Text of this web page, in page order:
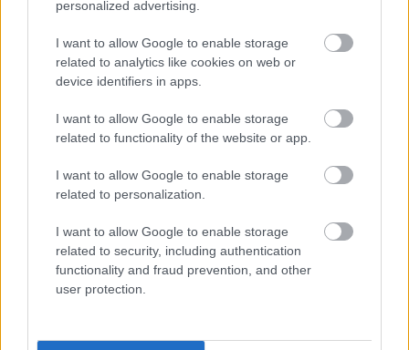
personalized advertising.
I want to allow Google to enable storage
related to analytics like cookies on web or
device identifiers in apps.
I want to allow Google to enable storage
related to functionality of the website or app.
I want to allow Google to enable storage
related to personalization.
I want to allow Google to enable storage
related to security, including authentication
functionality and fraud prevention, and other
user protection.
sem tartja be kötelezettségeit, sem a vasmű
fejlesztésével kapcsolatos ígéreteit, illetve a
termelés újraindításával kapcsolatos
elvárásokat sem.
A kormány - látva a vállalat utóbbi
időszakban mutatott hozzáállását - már
korábban megteremtette a bérek
kifizetésének jogi lehetőségét, amivel
biztosított a fizetések előteremtésére.